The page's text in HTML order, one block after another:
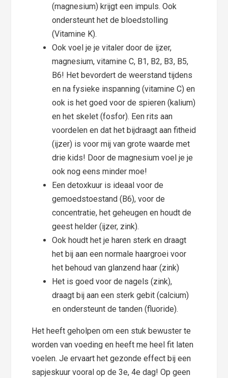
(magnesium) krijgt een impuls. Ook
ondersteunt het de bloedstolling
(Vitamine K).
Ook voel je je vitaler door de ijzer,
magnesium, vitamine C, B1, B2, B3, B5,
B6! Het bevordert de weerstand tijdens
en na fysieke inspanning (vitamine C) en
ook is het goed voor de spieren (kalium)
en het skelet (fosfor). Een rits aan
voordelen en dat het bijdraagt aan fitheid
(ijzer) is voor mij van grote waarde met
drie kids! Door de magnesium voel je je
ook nog eens minder moe!
Een detoxkuur is ideaal voor de
gemoedstoestand (B6), voor de
concentratie, het geheugen en houdt de
geest helder (ijzer, zink).
Ook houdt het je haren sterk en draagt
het bij aan een normale haargroei voor
het behoud van glanzend haar (zink)
Het is goed voor de nagels (zink),
draagt bij aan een sterk gebit (calcium)
en ondersteunt de tanden (fluoride).
Het heeft geholpen om een stuk bewuster te
worden van voeding en heeft me heel fit laten
voelen. Je ervaart het gezonde effect bij een
sapjeskuur vooral op de 3e, 4e dag! Op geen